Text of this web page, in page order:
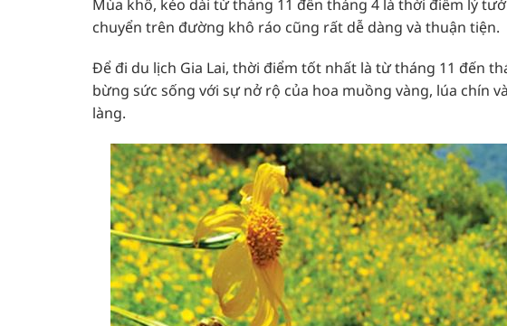
Mùa khô, kéo dài từ tháng 11 đến tháng 4 là thời điểm lý
chuyển trên đường khô ráo cũng rất dễ dàng và thuận tiện.
Để đi du lịch Gia Lai, thời điểm tốt nhất là từ tháng 11 đến
bừng sức sống với sự nở rộ của hoa muồng vàng, lúa chín
làng.